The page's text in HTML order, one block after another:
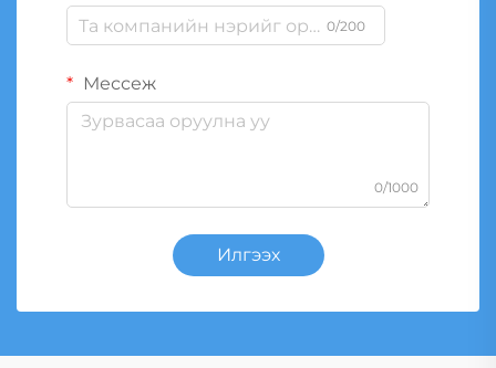
0/200
Мессеж
0/1000
Илгээх